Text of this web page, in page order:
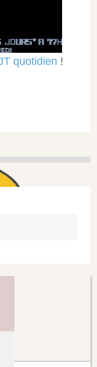
quotidien !